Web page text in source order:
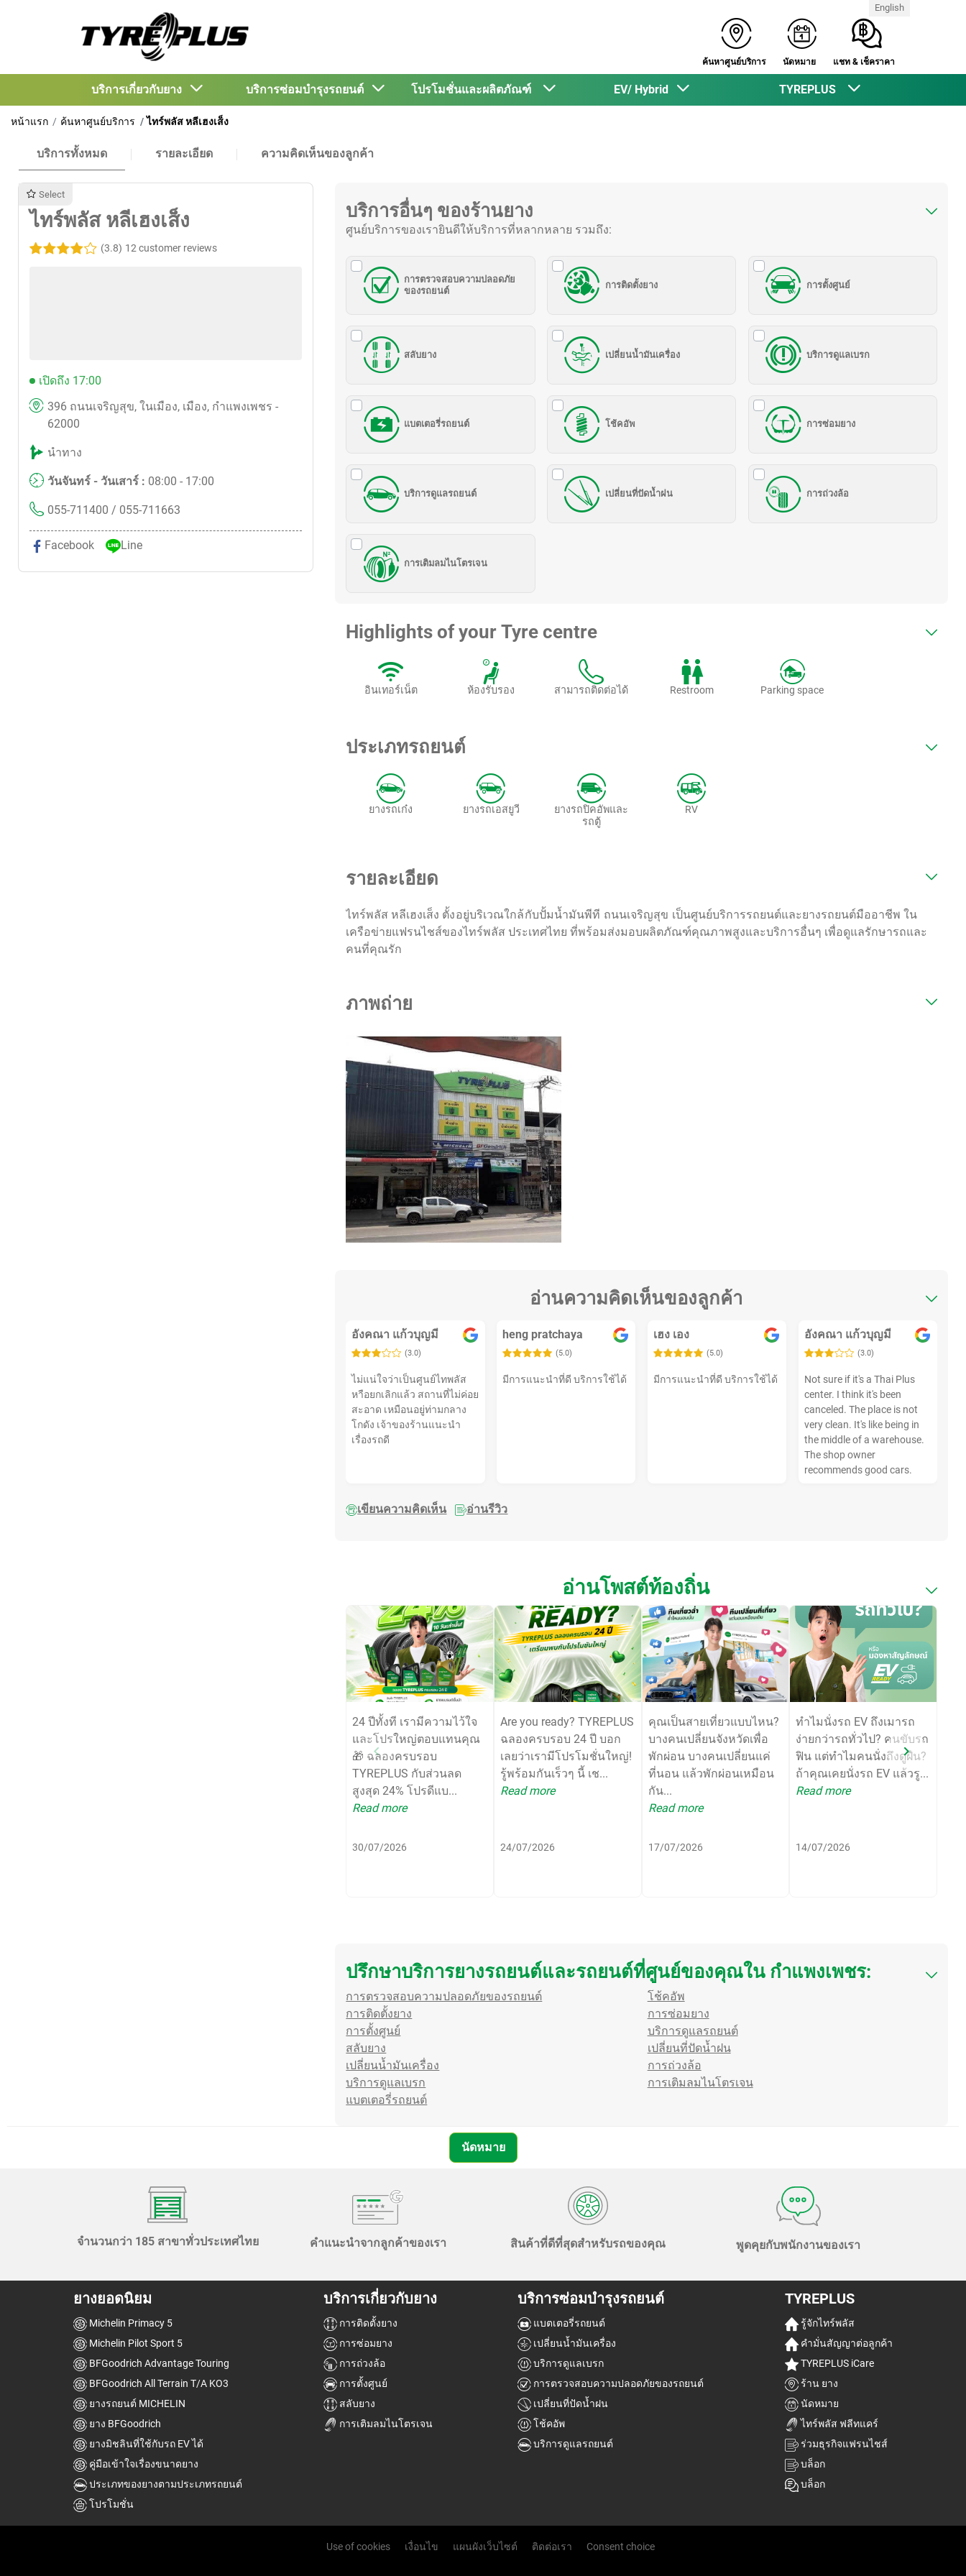
ค้นหาศูนย์บริการ นัดหมาย แชท & เช็คราคา
English
บริการเกี่ยวกับยาง บริการซ่อมบำรุงรถยนต์ โปรโมชั่นและผลิตภัณฑ์ EV/ Hybrid TYREPLUS
หน้าแรก ค้นหาศูนย์บริการ ไทร์พลัส หลีเฮงเส็ง
บริการทั้งหมด รายละเอียด ความคิดเห็นของลูกค้า
Select
ไทร์พลัส หลีเฮงเส็ง
(3.8) 12 customer reviews
เปิดถึง 17:00
396 ถนนเจริญสุข, ในเมือง, เมือง, กำแพงเพชร -
62000
นำทาง
วันจันทร์ - วันเสาร์ : 08:00 - 17:00
055-711400 / 055-711663
Facebook Line
บริการอื่นๆ ของร้านยาง
ศูนย์บริการของเรายินดีให้บริการที่หลากหลาย รวมถึง:
การตรวจสอบความปลอดภัย
ของรถยนต์
การติดตั้งยาง การตั้งศูนย์
สลับยาง เปลี่ยนน้ำมันเครื่อง บริการดูแลเบรก
แบตเตอรี่รถยนต์ โช้คอัพ การซ่อมยาง
บริการดูแลรถยนต์ เปลี่ยนที่ปัดน้ำฝน การถ่วงล้อ
การเติมลมไนโตรเจน
Highlights of your Tyre centre
อินเทอร์เน็ต ห้องรับรอง สามารถติดต่อได้ Restroom Parking space
ประเภทรถยนต์
ยางรถเก๋ง ยางรถเอสยูวี
ยางรถปิคอัพและ
รถตู้
RV
รายละเอียด
ไทร์พลัส หลีเฮงเส็ง ตั้งอยู่บริเวณใกล้กับปั้มน้ำมันพีที ถนนเจริญสุข เป็นศูนย์บริการรถยนต์และยางรถยนต์มืออาชีพ ใน
เครือข่ายแฟรนไชส์ของไทร์พลัส ประเทศไทย ที่พร้อมส่งมอบผลิตภัณฑ์คุณภาพสูงและบริการอื่นๆ เพื่อดูแลรักษารถและ
คนที่คุณรัก
ภาพถ่าย
อ่านความคิดเห็นของลูกค้า
อังคณา แก้วบุญมี
(3.0)
ไม่แน่ใจว่าเป็นศูนย์ไทพลัส
หาือยกเลิกแล้ว สถานที่ไม่ค่อย
สะอาด เหมือนอยู่ท่ามกลาง
โกดัง เจ้าของร้านแนะนำ
เรื่องรถดี
heng pratchaya
(5.0)
มีการแนะนำที่ดี บริการใช้ได้
เฮง เอง
(5.0)
มีการแนะนำที่ดี บริการใช้ได้
อังคณา แก้วบุญมี
(3.0)
Not sure if it's a Thai Plus
center. I think it's been
canceled. The place is not
very clean. It's like being in
the middle of a warehouse.
The shop owner
recommends good cars.
เขียนความคิดเห็น อ่านรีวิว
อ่านโพสต์ท้องถิ่น
24 ปีทั้งที เรามีความไว้ใจ
และโปรใหญ่ตอบแทนคุณ
🎁 ฉลองครบรอบ
TYREPLUS กับส่วนลด
สูงสุด 24% โปรดีแบ...
Read more
30/07/2026
Are you ready? TYREPLUS
ฉลองครบรอบ 24 ปี บอก
เลยว่าเรามีโปรโมชั่นใหญ่!
รู้พร้อมกันเร็วๆ นี้ เช...
Read more
24/07/2026
คุณเป็นสายเที่ยวแบบไหน?
บางคนเปลี่ยนจังหวัดเพื่อ
พักผ่อน บางคนเปลี่ยนแค่
ที่นอน แล้วพักผ่อนเหมือน
กัน...
Read more
17/07/2026
ทำไมนั่งรถ EV ถึงเมารถ
ง่ายกว่ารถทั่วไป? คนขับรถ
ฟิน แต่ทำไมคนนั่งถึงดูฝืน?
ถ้าคุณเคยนั่งรถ EV แล้วรู...
Read more
14/07/2026
ปรึกษาบริการยางรถยนต์และรถยนต์ที่ศูนย์ของคุณใน กำแพงเพชร:
การตรวจสอบความปลอดภัยของรถยนต์
การติดตั้งยาง
การตั้งศูนย์
สลับยาง
เปลี่ยนน้ำมันเครื่อง
บริการดูแลเบรก
แบตเตอรี่รถยนต์
โช้คอัพ
การซ่อมยาง
บริการดูแลรถยนต์
เปลี่ยนที่ปัดน้ำฝน
การถ่วงล้อ
การเติมลมไนโตรเจน
นัดหมาย
จำนวนกว่า 185 สาขาทั่วประเทศไทย คำแนะนำจากลูกค้าของเรา สินค้าที่ดีที่สุดสำหรับรถของคุณ พูดคุยกับพนักงานของเรา
ยางยอดนิยม
Michelin Primacy 5
Michelin Pilot Sport 5
BFGoodrich Advantage Touring
BFGoodrich All Terrain T/A KO3
ยางรถยนต์ MICHELIN
ยาง BFGoodrich
ยางมิชลินที่ใช้กับรถ EV ได้
คู่มือเข้าใจเรื่องขนาดยาง
ประเภทของยางตามประเภทรถยนต์
โปรโมชั่น
บริการเกี่ยวกับยาง
การติดตั้งยาง
การซ่อมยาง
การถ่วงล้อ
การตั้งศูนย์
สลับยาง
การเติมลมไนโตรเจน
บริการซ่อมบำรุงรถยนต์
แบตเตอรี่รถยนต์
เปลี่ยนน้ำมันเครื่อง
บริการดูแลเบรก
การตรวจสอบความปลอดภัยของรถยนต์
เปลี่ยนที่ปัดน้ำฝน
โช้คอัพ
บริการดูแลรถยนต์
TYREPLUS
รู้จักไทร์พลัส
คำมั่นสัญญาต่อลูกค้า
TYREPLUS iCare
ร้าน ยาง
นัดหมาย
ไทร์พลัส ฟลีทแคร์
ร่วมธุรกิจแฟรนไชส์
บล็อก
บล็อก
Use of cookies เงื่อนไข แผนผังเว็บไซต์ ติดต่อเรา Consent choice